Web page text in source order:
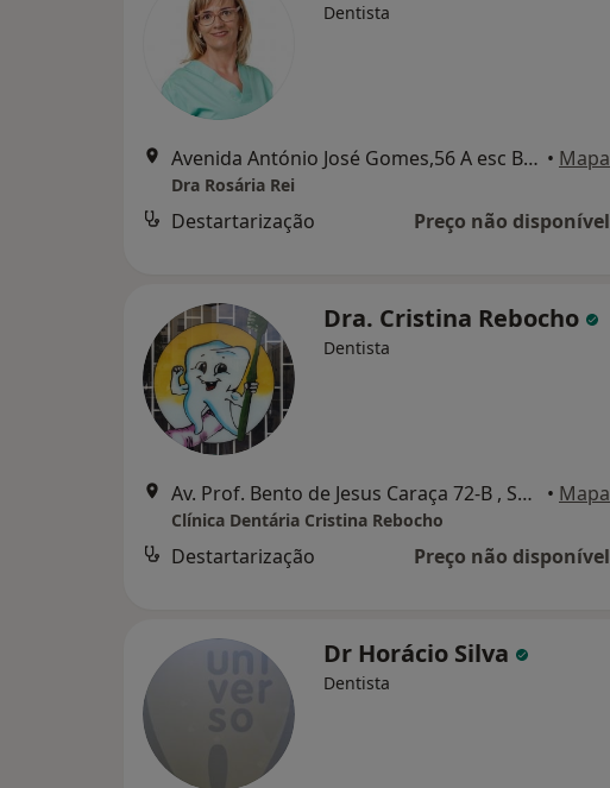
Dentista
Avenida António José Gomes,56 A esc BCova da Piedade, Almada • Mapa
Dra Rosária Rei
Destartarização Preço não disponível
Dra. Cristina Rebocho
Dentista
Av. Prof. Bento de Jesus Caraça 72-B , Setúbal • Mapa
Clínica Dentária Cristina Rebocho
Destartarização Preço não disponível
Dr Horácio Silva
Dentista